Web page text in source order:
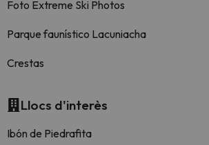
Foto Extreme Ski Photos
Parque faunístico Lacuniacha
Crestas
Llocs d'interès
Ibón de Piedrafita